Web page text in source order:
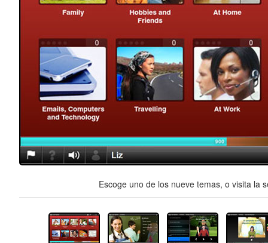
Escoge uno de los nueve temas, o visita la